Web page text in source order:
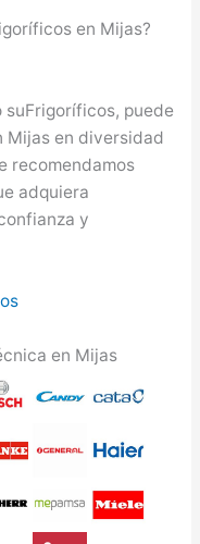
en Mijas?
suFrigoríficos, puede
Mijas en diversidad
recomendamos
adquiera
y
en Mijas